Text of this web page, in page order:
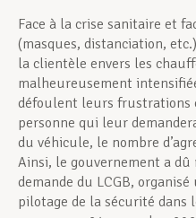
Face à la crise sanitaire et
(masques, distanciation,
la clientèle envers les
malheureusement
défoulent leurs frustrations
personne qui leur
du véhicule, le nombre
Ainsi, le gouvernement a
demande du LCGB,
pilotage de la sécurité dans